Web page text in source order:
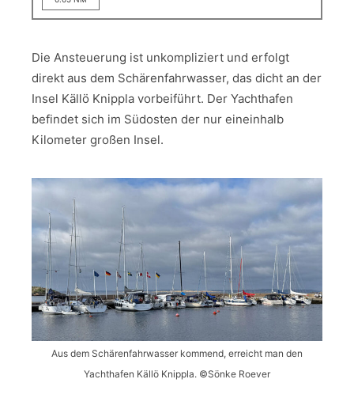
Die Ansteuerung ist unkompliziert und erfolgt
direkt aus dem Schärenfahrwasser, das dicht an der
Insel Källö Knippla vorbeiführt. Der Yachthafen
befindet sich im Südosten der nur eineinhalb
Kilometer großen Insel.
Aus dem Schärenfahrwasser kommend, erreicht man den
Yachthafen Källö Knippla. ©Sönke Roever